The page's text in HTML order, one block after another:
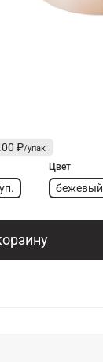
₽
Цвет
бежевый